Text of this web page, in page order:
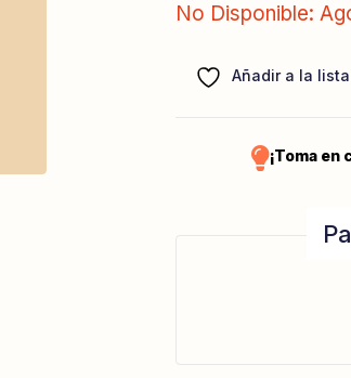
No Disponible:
Añadir a la
¡Toma